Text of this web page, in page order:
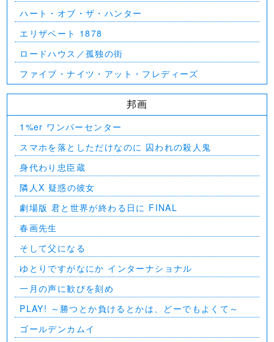
ハート・オブ・ザ・ハンター
エリザベート 1878
ロードハウス／孤独の街
ファイブ・ナイツ・アット・フレディーズ
邦画
1%er ワンパーセンター
スマホを落としただけなのに 囚われの殺人鬼
身代わり忠臣蔵
隣人X 疑惑の彼女
劇場版 君と世界が終わる日に FINAL
春画先生
そして父になる
ゆとりですがなにか インターナショナル
一月の声に歓びを刻め
PLAY! ～勝つとか負けるとかは、どーでもよくて～
ゴールデンカムイ